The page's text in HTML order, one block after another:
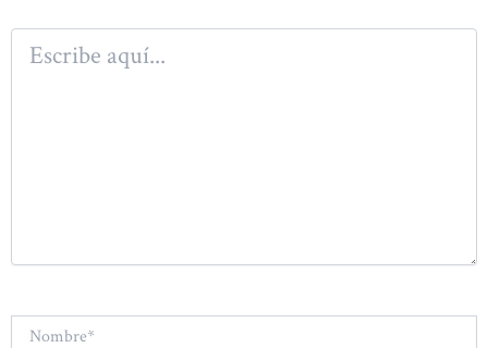
Escribe
aquí...
Nombre*